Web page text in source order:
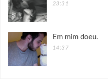
23:31
Em mim doeu.
14:37